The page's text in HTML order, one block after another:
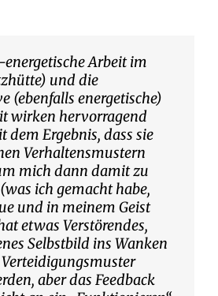
Arbeit im
und die
(ebenfalls energetische)
wirken hervorragend
dem Ergebnis, dass sie
Verhaltensmustern
mich dann damit zu
ich gemacht habe,
und in meinem Geist
etwas Verstörendes,
Selbstbild ins Wanken
aber das Feedback